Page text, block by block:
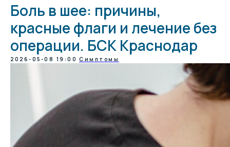
Боль в шее: причины,
красные флаги и лечение без
операции. БСК Краснодар
2026-05-08 19:00 Симптомы